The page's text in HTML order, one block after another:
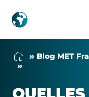
Quelles
sont
les
sources
Blog MET